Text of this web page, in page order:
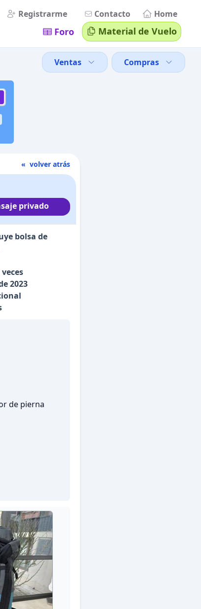
Registrarme Contacto Home
Foro Material de Vuelo
Ventas Compras
« volver atrás
privado
bolsa de
2023
de pierna